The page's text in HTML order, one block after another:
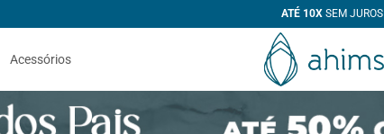
ATÉ 10XSEM JUROS
Acessórios